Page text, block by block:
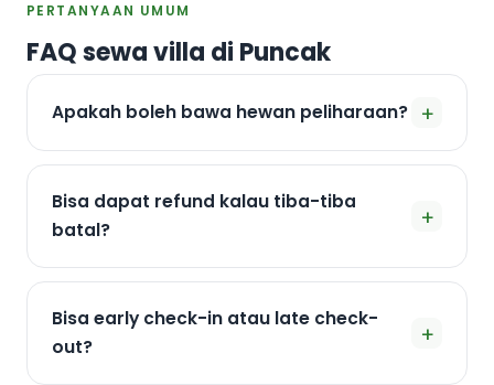
PERTANYAAN UMUM
FAQ sewa villa di Puncak
Apakah boleh bawa hewan peliharaan? +
Bisa dapat refund kalau tiba-tiba
batal?
+
Bisa early check-in atau late check-
out?
+